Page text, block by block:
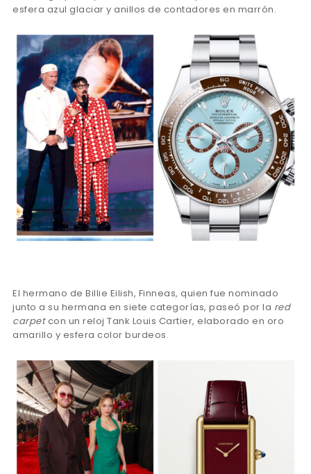
esfera azul glaciar y anillos de contadores en marrón.
El hermano de Billie Eilish, Finneas, quien fue nominado
junto a su hermana en siete categorías, paseó por la red
carpetcon un reloj Tank Louis Cartier, elaborado en oro
amarillo y esfera color burdeos.